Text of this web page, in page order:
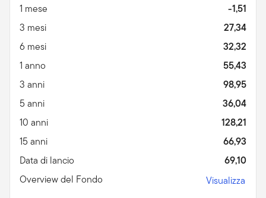
1 mese
-1,51
3 mesi
27,34
6 mesi
32,32
1 anno
55,43
3 anni
98,95
5 anni
36,04
10 anni
128,21
15 anni
66,93
Data di lancio
69,10
Overview del Fondo
Visualizza